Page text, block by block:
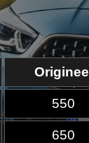
Origineel
550
650